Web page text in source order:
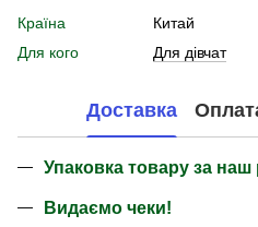
Країна
Китай
Для кого
Для дівчат
Доставка
Упаковка товару за наш
Видаємо чеки!